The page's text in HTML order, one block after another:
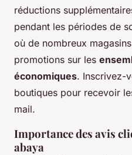
réductions
pendant les périodes de
où de nombreux
promotions sur les
économiques. Inscrivez-
boutiques pour recevoir
mail.
Importance des avis
abaya